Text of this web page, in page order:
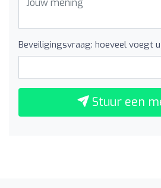
Beveiligingsvraag: hoeveel voegt
Stuur een